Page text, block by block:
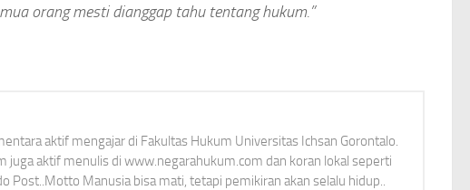
orang mesti dianggap tahu tentang hukum.”
aktif mengajar di Fakultas Hukum Universitas Ichsan Gorontalo.
aktif menulis di www.negarahukum.com dan koran lokal seperti
Post..Motto Manusia bisa mati, tetapi pemikiran akan selalu hidup..